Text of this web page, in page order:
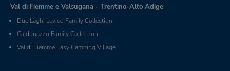
Val di Fiemme e Valsugana - Trentino-Alto Adige
Due Laghi Levico Family Collection
Caldonazzo Family Collection
Val di Fiemme Easy Camping Village